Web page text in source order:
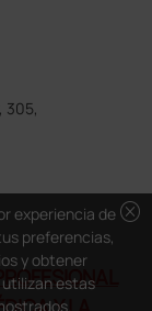
305,
cancel
experiencia de
preferencias,
y obtener
estas